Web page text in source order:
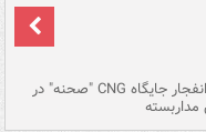
لحظه انفجار جایگاه CNG "صحنه" در
مداربسته